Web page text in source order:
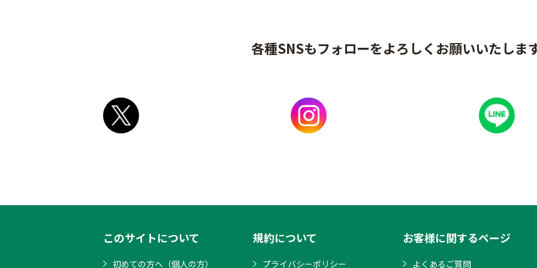
各種SNSもフォローをよろしくお願いいたしま
このサイトについて
初めての方へ（個人の方）
規約について
プライバシーポリシー
お客様に関するページ
よくあるご質問